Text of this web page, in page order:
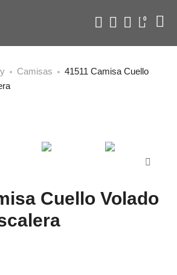
0
Camisas
41511 Camisa Cuello
Cuello Volado